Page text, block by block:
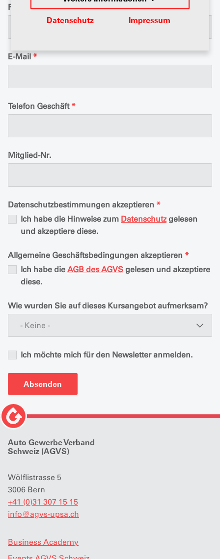
Datenschutz Impressum
PLZ / Ort*
E-Mail*
Telefon Geschäft *
Mitglied-Nr.
Datenschutzbestimmungen akzeptieren *
Ich habe die Hinweise zum Datenschutzgelesen
und akzeptiere diese.
Allgemeine Geschäftsbedingungen akzeptieren *
Ich habe die AGB des AGVS gelesen und akzeptiere
diese.
Wie wurden Sie auf dieses Kursangebot aufmerksam?
- Keine -
Ich möchte mich für den Newsletter anmelden.
Absenden
Auto Gewerbe Verband
Schweiz (AGVS)
Wölflistrasse 5
3006 Bern
+41 (0)31 307 15 15
info@agvs-upsa.ch
Business Academy